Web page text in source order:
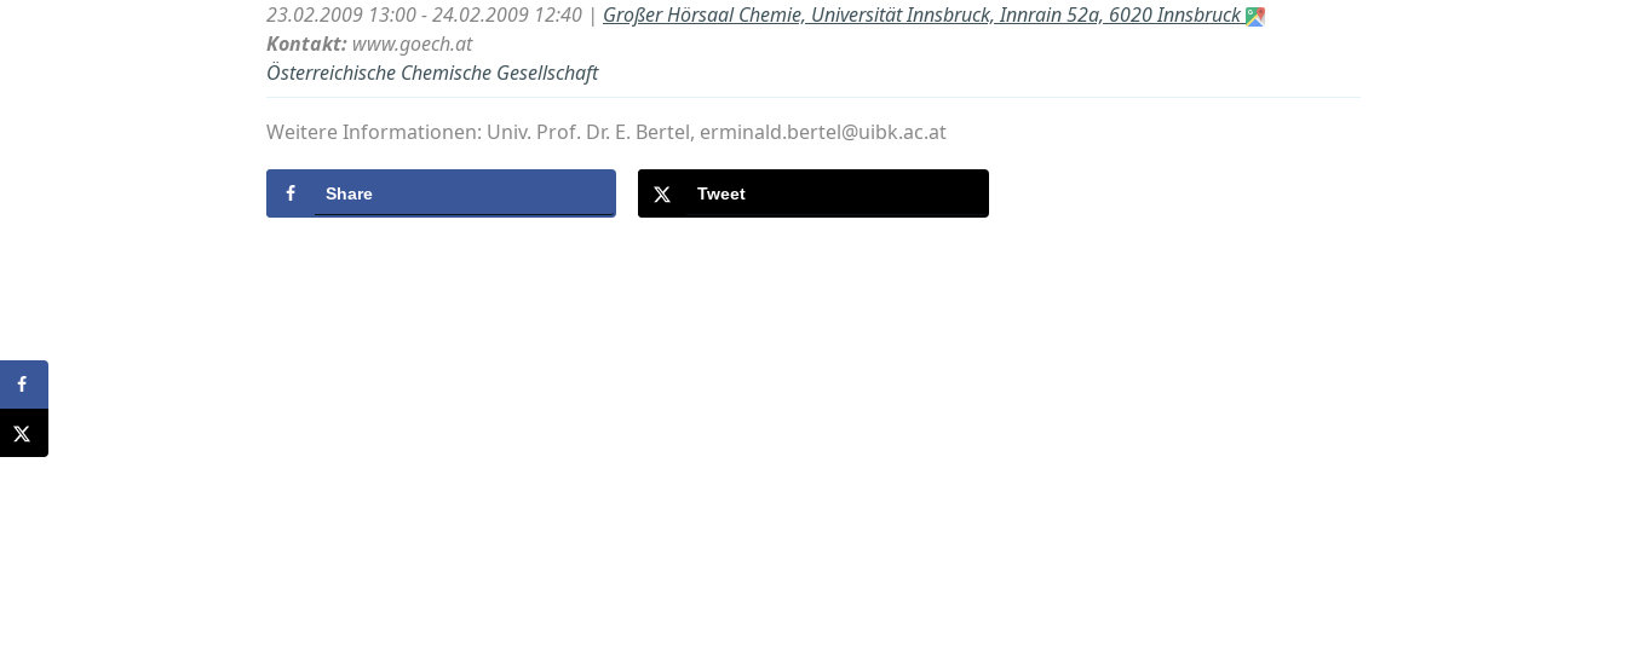
23.02.2009 13:00 - 24.02.2009 12:40 | Großer Hörsaal Chemie, Universität Innsbruck, Innrain 52a, 6020 Innsbruck
Kontakt: www.goech.at
Österreichische Chemische Gesellschaft
Weitere Informationen: Univ. Prof. Dr. E. Bertel, erminald.bertel@uibk.ac.at
Share Tweet